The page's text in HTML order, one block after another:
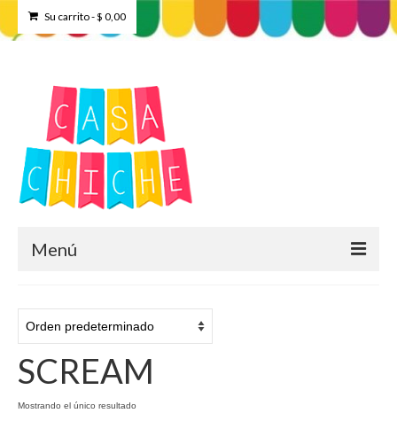
Su carrito-$ 0,00
Menú
Tienda
Contacto
SCREAM
Mostrando el único resultado